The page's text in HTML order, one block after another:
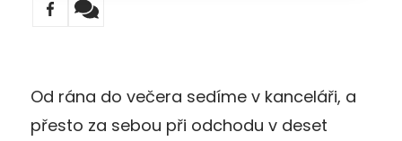
Od rána do večera sedíme v kanceláři, a
přesto za sebou při odchodu v deset